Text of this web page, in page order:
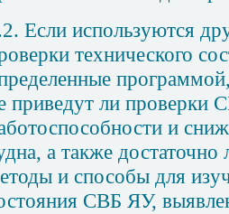
Если используются
технического
приведут ли
и
а также
и способы для
СВБ ЯУ,